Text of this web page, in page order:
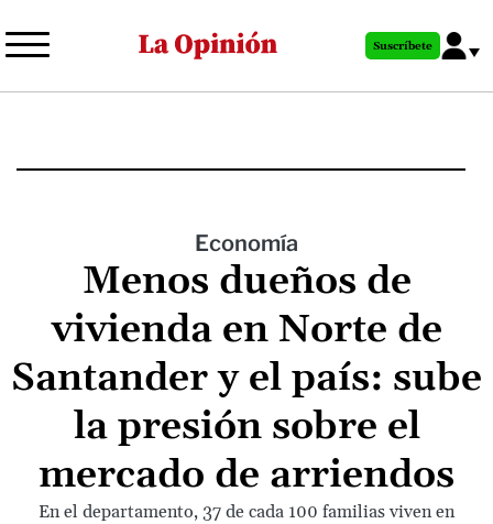
al
principal
Suscríbete
Economía
Menos dueños de
vivienda en Norte de
Santander y el país: sube
la presión sobre el
mercado de arriendos
En el departamento, 37 de cada 100 familias viven en